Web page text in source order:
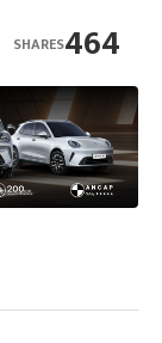
464
SHARES